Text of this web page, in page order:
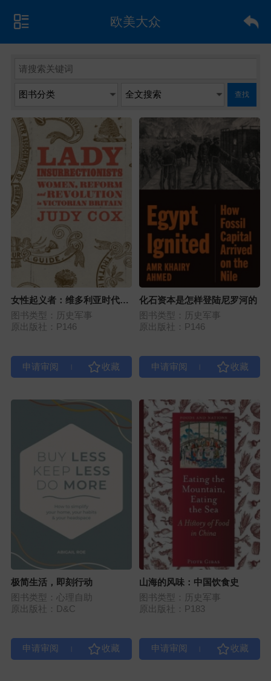
欧美大众
查找
女性起义者：维多利亚时代英
国的改革与革命
图书类型：历史军事
原出版社：P146
化石资本是怎样登陆尼罗河的
图书类型：历史军事
原出版社：P146
极简生活，即刻行动
图书类型：心理自助
原出版社：D&C
山海的风味：中国饮食史
图书类型：历史军事
原出版社：P183